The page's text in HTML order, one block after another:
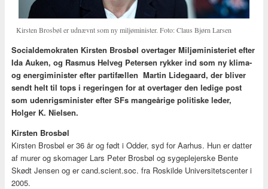
Kirsten Brosbøl er udnævnt som ny miljøminister. Foto: Claus Bjørn Larsen
Socialdemokraten Kirsten Brosbøl overtager Miljøministeriet efter
Ida Auken, og Rasmus Helveg Petersen rykker ind som ny klima-
og energiminister efter partifællen Martin Lidegaard, der bliver
sendt helt til tops i regeringen for at overtager den ledige post
som udenrigsminister efter SFs mangeårige politiske leder,
Holger K. Nielsen.
Kirsten Brosbøl
Kirsten Brosbøl er 36 år og født i Odder, syd for Aarhus. Hun er datter
af murer og skomager Lars Peter Brosbøl og sygeplejerske Bente
Skødt Jensen og er cand.scient.soc. fra Roskilde Universitetscenter i
2005.